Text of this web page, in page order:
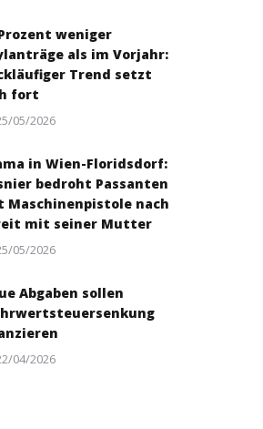
weniger
als im Vorjahr:
Trend setzt
fort
05/2026
in Wien-Floridsdorf:
bedroht Passanten
Maschinenpistole nach
mit seiner Mutter
05/2026
Abgaben sollen
04/2026